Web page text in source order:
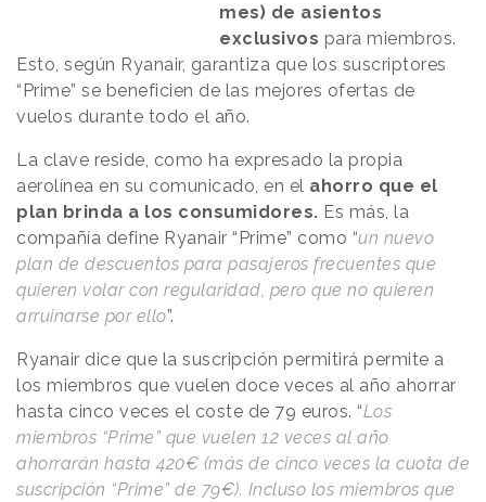
mes) de asientos
exclusivos para miembros.
Esto, según Ryanair, garantiza que los suscriptores
“Prime” se beneficien de las mejores ofertas de
vuelos durante todo el año.
La clave reside, como ha expresado la propia
aerolínea en su comunicado, en el ahorro que el
plan brinda a los consumidores. Es más, la
compañía define Ryanair “Prime” como “un nuevo
plan de descuentos para pasajeros frecuentes que
quieren volar con regularidad, pero que no quieren
arruinarse por ello”.
Ryanair dice que la suscripción permitirá permite a
los miembros que vuelen doce veces al año ahorrar
hasta cinco veces el coste de 79 euros. “Los
miembros “Prime” que vuelen 12 veces al año
ahorrarán hasta 420€ (más de cinco veces la cuota de
suscripción “Prime” de 79€). Incluso los miembros que